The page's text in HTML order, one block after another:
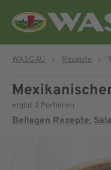
WASGAU › Rezepte ›
ergibt 2 Portionen
Beilagen Rezepte,